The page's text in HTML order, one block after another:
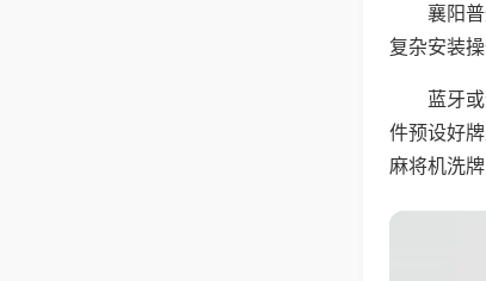
襄阳
复杂安装
蓝牙
件预设好
麻将机洗